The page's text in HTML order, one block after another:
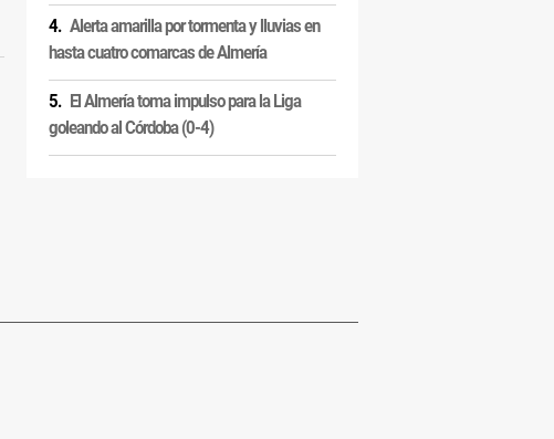
Alerta amarilla por tormenta y lluvias en
hasta cuatro comarcas de Almería
El Almería toma impulso para la Liga
goleando al Córdoba (0-4)